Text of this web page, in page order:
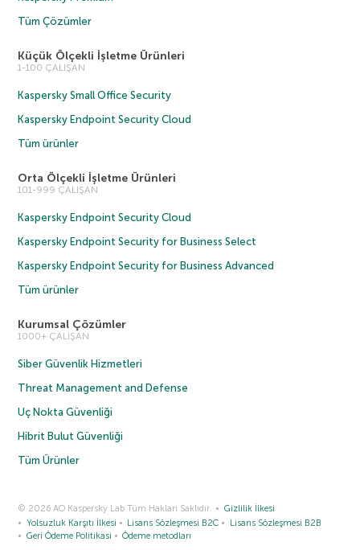
Tüm Çözümler
Küçük Ölçekli İşletme Ürünleri
1-100 ÇALIŞAN
Kaspersky Small Office Security
Kaspersky Endpoint Security Cloud
Tüm ürünler
Orta Ölçekli İşletme Ürünleri
101-999 ÇALIŞAN
Kaspersky Endpoint Security Cloud
Kaspersky Endpoint Security for Business Select
Kaspersky Endpoint Security for Business Advanced
Tüm ürünler
Kurumsal Çözümler
1000+ ÇALIŞAN
Siber Güvenlik Hizmetleri
Threat Management and Defense
Uç Nokta Güvenliği
Hibrit Bulut Güvenliği
Tüm Ürünler
© 2026 AO Kaspersky Lab Tüm Hakları Saklıdır.
Gizlilik İlkesi
Yolsuzluk Karşıtı İlkesi
Lisans Sözleşmesi B2C
Lisans Sözleşmesi B2B
Geri Ödeme Politikasi
Ödeme metodları